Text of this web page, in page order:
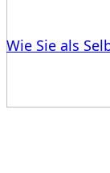
Wie Sie als